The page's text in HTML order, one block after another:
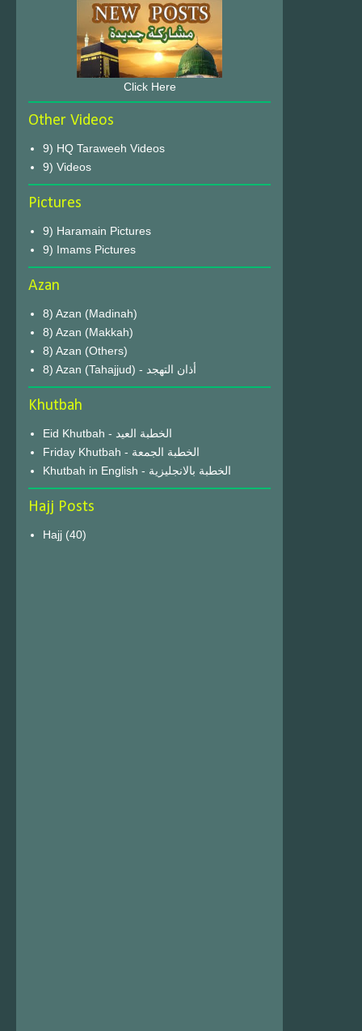
Click Here
Other Videos
9) HQ Taraweeh Videos
9) Videos
Pictures
9) Haramain Pictures
9) Imams Pictures
Azan
8) Azan (Madinah)
8) Azan (Makkah)
8) Azan (Others)
8) Azan (Tahajjud) - أذان التهجد
Khutbah
Eid Khutbah - الخطبة العيد
Friday Khutbah - الخطبة الجمعة
Khutbah in English - الخطبة بالانجليزية
Hajj Posts
Hajj (40)